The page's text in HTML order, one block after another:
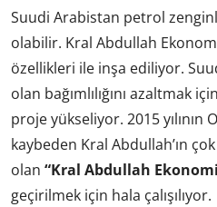
Suudi Arabistan petrol
olabilir. Kral Abdullah
özellikleri ile inşa ediliyor.
olan bağımlılığını azaltmak
proje yükseliyor. 2015 yılının
kaybeden Kral Abdullah’ın
olan “Kral Abdullah
geçirilmek için hala çalışılıyor.